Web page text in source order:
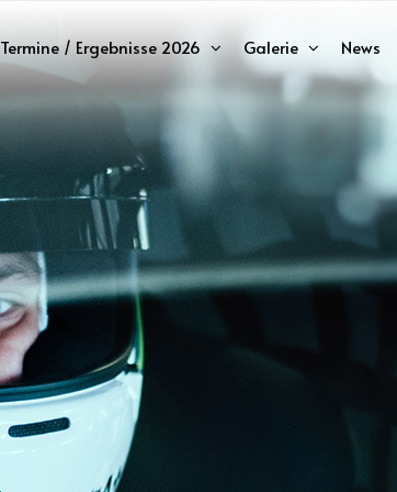
Termine / Ergebnisse 2026 Galerie News